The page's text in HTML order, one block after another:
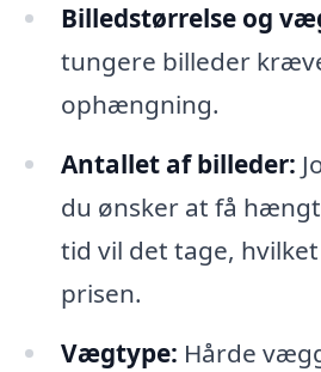
Billedstørrelse og
tungere billeder
ophængning.
Antallet af billeder:
du ønsker at få
tid vil det tage,
prisen.
Vægtype: Hårde